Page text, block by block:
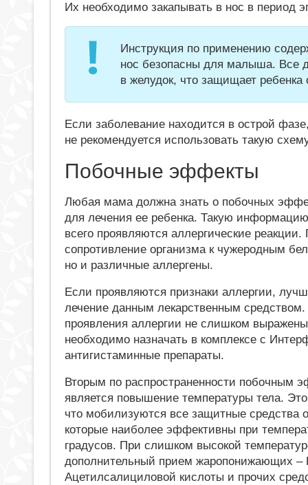
Их необходимо закапывать в нос в период
Инструкция по применению
нос безопасны для малыша. Все
в желудок, что защищает
Если заболевание находится в острой
не рекомендуется использовать такую
Побочные эффекты
Любая мама должна знать о побочных
для лечения ее ребенка. Такую
всего проявляются аллергические
сопротивление организма к чужеродным
но и различные аллергены.
Если проявляются признаки аллергии,
лечение данным лекарственным
проявления аллергии не слишком
необходимо назначать в комплексе с
антигистаминные препараты.
Вторым по распространенности побочным
является повышение температуры тела.
что мобилизуются все защитные средства
которые наиболее эффективны при
градусов. При слишком высокой
дополнительный прием жаропонижающих –
Ацетилсалициловой кислоты и прочих